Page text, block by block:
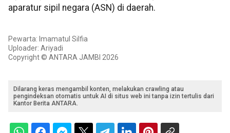
aparatur sipil negara (ASN) di daerah.
Pewarta: Imamatul Silfia
Uploader: Ariyadi
Copyright © ANTARA JAMBI 2026
Dilarang keras mengambil konten, melakukan crawling atau
pengindeksan otomatis untuk AI di situs web ini tanpa izin tertulis dari
Kantor Berita ANTARA.